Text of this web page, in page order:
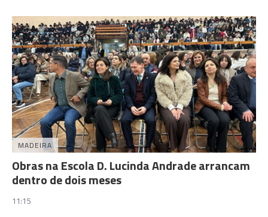
MADEIRA
Obras na Escola D. Lucinda Andrade arrancam
dentro de dois meses
11:15